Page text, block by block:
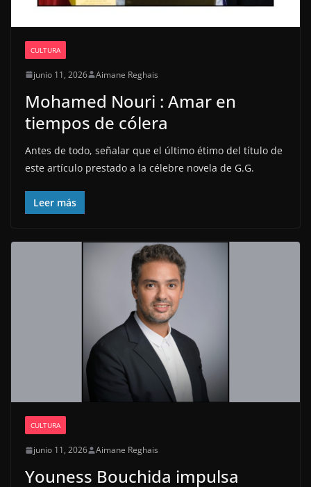
CULTURA
junio 11, 2026 Aimane Reghais
Mohamed Nouri : Amar en
tiempos de cólera
Antes de todo, señalar que el último étimo del título de
este artículo prestado a la célebre novela de G.G.
Leer más
CULTURA
junio 11, 2026 Aimane Reghais
Youness Bouchida impulsa